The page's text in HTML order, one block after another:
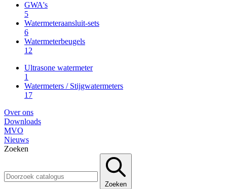
GWA's
5
Watermeteraansluit-sets
6
Watermeterbeugels
12
Ultrasone watermeter
1
Watermeters / Stijgwatermeters
17
Over ons
Downloads
MVO
Nieuws
Zoeken
Zoeken